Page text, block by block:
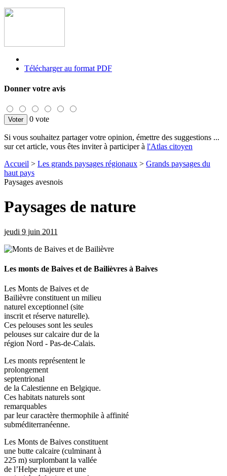
Télécharger au format PDF
Donner votre avis
0 vote
Si vous souhaitez partager votre opinion, émettre des suggestions ...
sur cet article, vous êtes inviter à participer à l'Atlas citoyen
Accueil > Les grands paysages régionaux > Grands paysages du
haut pays
Paysages avesnois
Paysages de nature
jeudi 9 juin 2011
Les monts de Baives et de Bailièvres à Baives
Les Monts de Baives et de
Bailièvre constituent un milieu
naturel exceptionnel (site
inscrit et réserve naturelle).
Ces pelouses sont les seules
pelouses sur calcaire dur de la
région Nord - Pas-de-Calais.
Les monts représentent le
prolongement
septentrional
de la Calestienne en Belgique.
Ces habitats naturels sont
remarquables
par leur caractère thermophile à affinité
subméditerranéenne.
Les Monts de Baives constituent
une butte calcaire (culminant à
225 m) surplombant la vallée
de l’Helpe majeure et une